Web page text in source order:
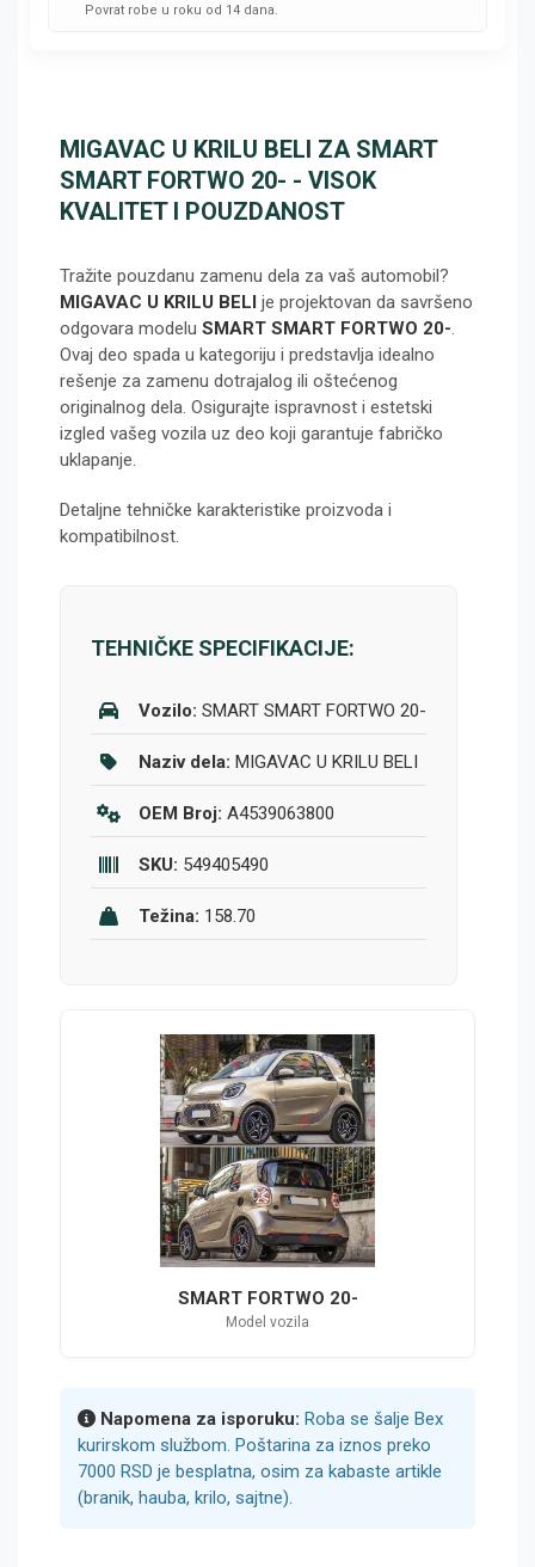
Povrat robe u roku od 14 dana.
MIGAVAC U KRILU BELI ZA SMART
SMART FORTWO 20- - VISOK
KVALITET I POUZDANOST
Tražite pouzdanu zamenu dela za vaš automobil?
MIGAVAC U KRILU BELI je projektovan da savršeno
odgovara modelu SMART SMART FORTWO 20-.
Ovaj deo spada u kategoriju i predstavlja idealno
rešenje za zamenu dotrajalog ili oštećenog
originalnog dela. Osigurajte ispravnost i estetski
izgled vašeg vozila uz deo koji garantuje fabričko
uklapanje.
Detaljne tehničke karakteristike proizvoda i
kompatibilnost.
TEHNIČKE SPECIFIKACIJE:
Vozilo: SMART SMART FORTWO 20-
Naziv dela: MIGAVAC U KRILU BELI
OEM Broj: A4539063800
SKU: 549405490
Težina: 158.70
SMART FORTWO 20-
Model vozila
Napomena za isporuku: Roba se šalje Bex
kurirskom službom. Poštarina za iznos preko
7000 RSD je besplatna, osim za kabaste artikle
(branik, hauba, krilo, sajtne).